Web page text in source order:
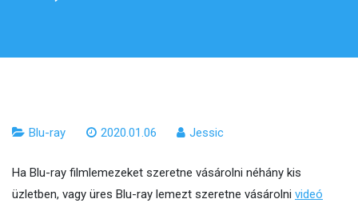
Blu-ray 2020.01.06 Jessic
Ha Blu-ray filmlemezeket szeretne vásárolni néhány kis
üzletben, vagy üres Blu-ray lemezt szeretne vásárolni videó